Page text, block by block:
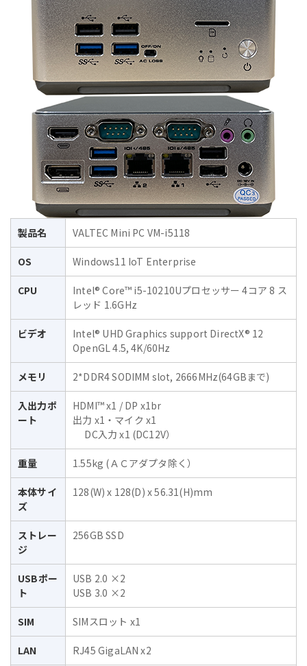
製品名 VALTEC Mini PC VM-i5118
OS Windows11 IoT Enterprise
CPU
Intel® Core™ i5-10210Uプロセッサー 4コア 8 ス
レッド 1.6GHz
ビデオ
Intel® UHD Graphics support DirectX® 12
OpenGL 4.5, 4K/60Hz
メモリ 2*DDR4 SODIMM slot, 2666MHz(64GBまで)
入出力ポ
ート
HDMI™ x1 / DP x1br
出力 x1・マイク x1
DC入力 x1 (DC12V）
重量 1.55kg (ＡＣアダプタ除く）
本体サイ
ズ
128(W) x 128(D) x 56.31(H)mm
ストレー
ジ
256GB SSD
USBポー
ト
USB 2.0 ×2
USB 3.0 ×2
SIM SIMスロット x1
LAN RJ45 GigaLAN x2